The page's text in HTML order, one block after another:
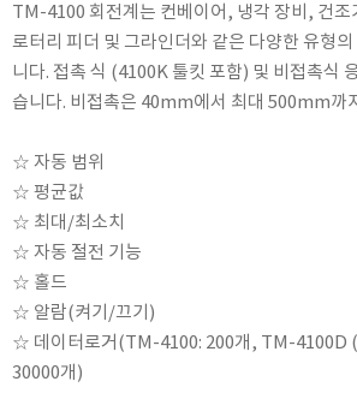
KYORITSU
Martens (GHM Group)
MEIJI TECHNO
MITSUBOSHI
NEW COSMOS
OCEANUS
OKANO WORKS
PARTICLE PLUS
PEAK TECH
PESOLA
TM-4100 회전계는 컨베이어, 냉각 장비, 건
로터리 피더 및 그라인더와 같은 다양한 유형
니다. 접촉 식 (4100K 툴킷 포함) 및 비접촉식
습니다. 비접촉은 40mm에서 최대 500mm까
☆ 자동 범위
☆ 평균값
☆ 최대/최소치
☆ 자동 절전 기능
☆ 홀드
☆ 알람(켜기/끄기)
☆ 데이터로거(TM-4100: 200개, TM-4100D
30000개)